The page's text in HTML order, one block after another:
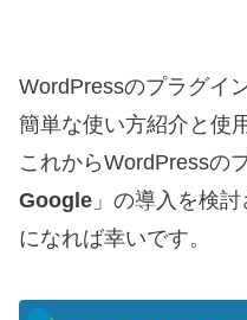
WordPressのプラグイ
簡単な使い方紹介と使
これからWordPressの
Google 」の導入を検
になれば幸いです。